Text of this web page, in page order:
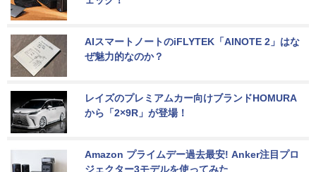
AIスマートノートのiFLYTEK「AINOTE 2」はな
ぜ魅力的なのか？
レイズのプレミアムカー向けブランドHOMURA
から「2×9R」が登場！
Amazon プライムデー過去最安! Anker注目プロ
ジェクター3モデルを使ってみた